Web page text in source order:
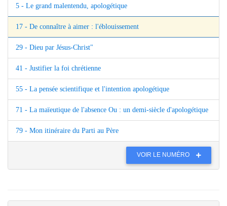
5 - Le grand malentendu, apologétique
17 - De connaître à aimer : l'éblouissement
29 - Dieu par Jésus-Christ"
41 - Justifier la foi chrétienne
55 - La pensée scientifique et l'intention apologétique
71 - La maïeutique de l'absence Ou : un demi-siècle d'apologétique
79 - Mon itinéraire du Parti au Père
VOIR LE NUMÉRO